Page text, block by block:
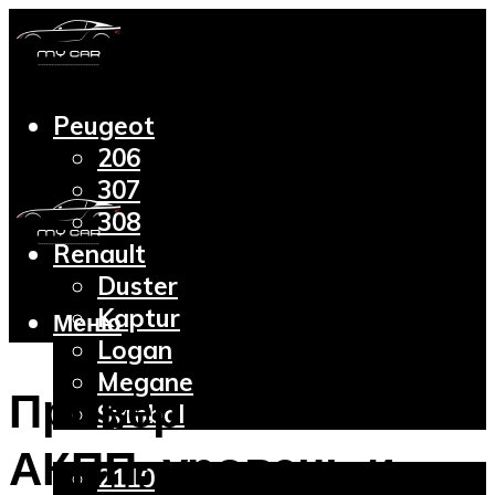
Peugeot
206
307
308
Renault
Duster
Kaptur
Logan
Megane
Symbol
Lada
2110
Меню
Проверка масла в
АКПП: уровень и